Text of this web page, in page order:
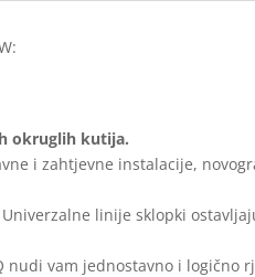
okruglih kutija.
i zahtjevne instalacije,
linije sklopki
nudi vam jednostavno i logično